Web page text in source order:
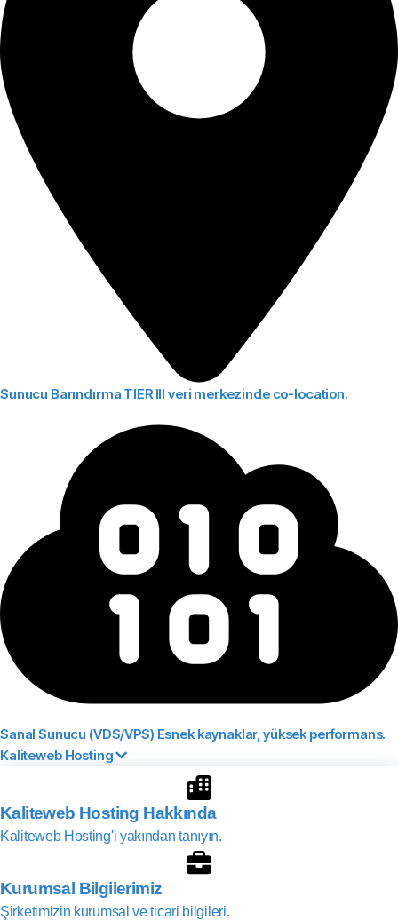
Sunucu Barındırma TIER III veri merkezinde co-location.
Sanal Sunucu (VDS/VPS) Esnek kaynaklar, yüksek performans.
Kaliteweb Hosting
Kaliteweb Hosting Hakkında
Kaliteweb Hosting'i yakından tanıyın.
Kurumsal Bilgilerimiz
Şirketimizin kurumsal ve ticari bilgileri.